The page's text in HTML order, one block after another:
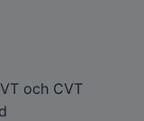
och CVT